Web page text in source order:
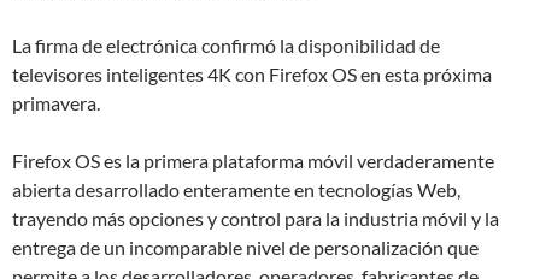
La firma de electrónica confirmó la disponibilidad de
televisores inteligentes 4K con Firefox OS en esta próxima
primavera.
Firefox OS es la primera plataforma móvil verdaderamente
abierta desarrollado enteramente en tecnologías Web,
trayendo más opciones y control para la industria móvil y la
entrega de un incomparable nivel de personalización que